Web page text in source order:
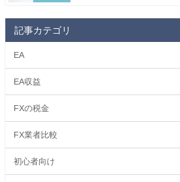
記事カテゴリ
EA
EA収益
FXの税金
FX業者比較
初心者向け